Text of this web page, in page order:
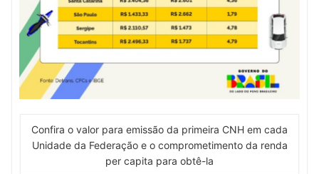
Confira o valor para emissão da primeira CNH em cada
Unidade da Federação e o comprometimento da renda
per capita para obtê-la